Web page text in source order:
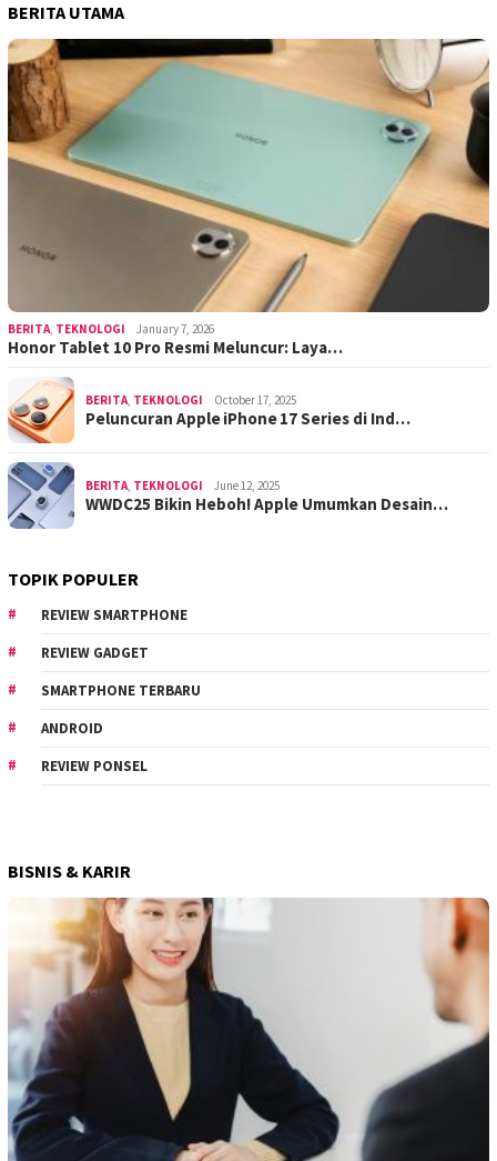
BERITA UTAMA
BERITA, TEKNOLOGI January 7, 2026
Honor Tablet 10 Pro Resmi Meluncur: Laya…
BERITA, TEKNOLOGI October 17, 2025
Peluncuran Apple iPhone 17 Series di Ind…
BERITA, TEKNOLOGI June 12, 2025
WWDC25 Bikin Heboh! Apple Umumkan Desain…
TOPIK POPULER
REVIEW SMARTPHONE
REVIEW GADGET
SMARTPHONE TERBARU
ANDROID
REVIEW PONSEL
BISNIS & KARIR